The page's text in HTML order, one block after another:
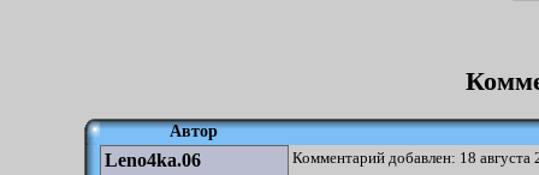
Автор
Leno4ka.06 Комментарий добавлен: 18 августа